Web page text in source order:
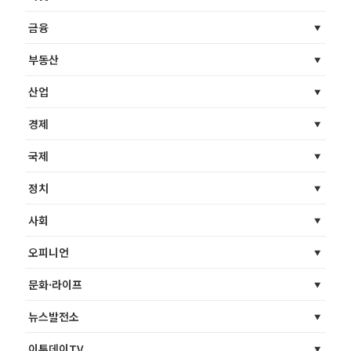
금융
부동산
산업
경제
국제
정치
사회
오피니언
문화·라이프
뉴스발전소